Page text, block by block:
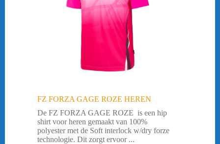
FZ FORZA GAGE ROZE HEREN
De FZ FORZA GAGE ROZE is een hip
shirt voor heren gemaakt van 100%
polyester met de Soft interlock w/dry forze
technologie. Dit zorgt ervoor ...